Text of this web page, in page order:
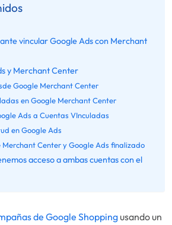
vincular Google Ads con Merchant
y Merchant Center
Google Merchant Center
en Google Merchant Center
Ads a Cuentas VInculadas
en Google Ads
Merchant Center y Google Ads finalizado
acceso a ambas cuentas con el
de Google Shoppingusando un